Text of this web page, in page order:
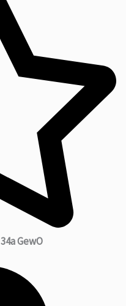
34a GewO